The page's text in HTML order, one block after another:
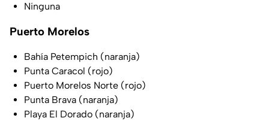
Ninguna
Puerto Morelos
Bahía Petempich (naranja)
Punta Caracol (rojo)
Puerto Morelos Norte (rojo)
Punta Brava (naranja)
Playa El Dorado (naranja)